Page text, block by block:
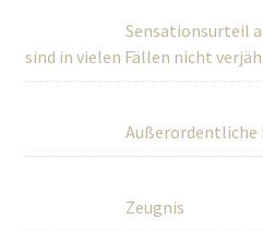
Sensationsurteil
sind in vielen Fällen nicht
Außerordentliche
Zeugnis